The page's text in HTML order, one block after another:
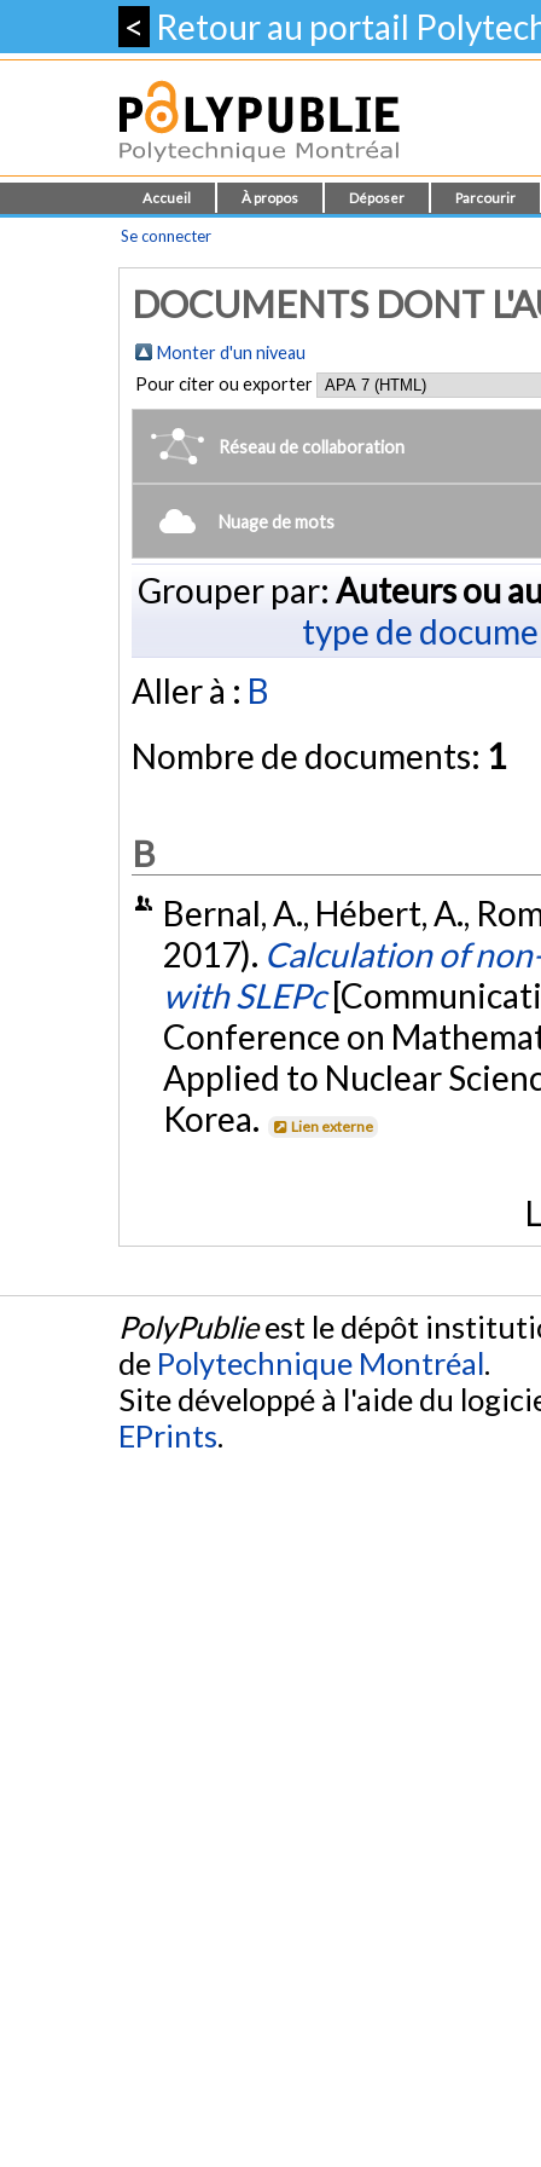
< Retour au portail
Accueil À propos Déposer Parcourir
Se connecter
DOCUMENTS DONT
Monter d'un niveau
Pour citer ou exporter
Réseau de collaboration
Nuage de mots
Grouper par: Auteurs ou
type de
Aller à : B
Nombre de documents: 1
B
Bernal, A., Hébert, A.,
2017). Calculation of
with SLEPc
Conference on
Applied to Nuclear
Korea.
Lien externe
PolyPublieest le dépôt
de Polytechnique Montréal.
Site développé à l'aide du
EPrints.